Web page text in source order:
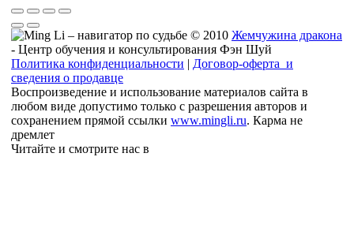
© 2010 Жемчужина дракона
- Центр обучения и консультирования Фэн Шуй
Политика конфиденциальности | Договор-оферта и
сведения о продавце
Воспроизведение и использование материалов сайта в
любом виде допустимо только с разрешения авторов и
сохранением прямой ссылки www.mingli.ru. Карма не
дремлет
Читайте и смотрите нас в